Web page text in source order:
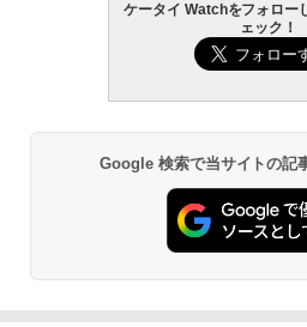
ケータイ Watchをフォロー
ェック！
Google 検索で当サイトの記